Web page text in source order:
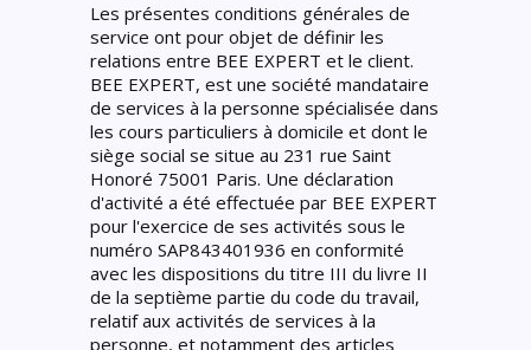
Les présentes conditions générales de
service ont pour objet de définir les
relations entre BEE EXPERT et le client.
BEE EXPERT, est une société mandataire
de services à la personne spécialisée dans
les cours particuliers à domicile et dont le
siège social se situe au 231 rue Saint
Honoré 75001 Paris. Une déclaration
d'activité a été effectuée par BEE EXPERT
pour l'exercice de ses activités sous le
numéro SAP843401936 en conformité
avec les dispositions du titre III du livre II
de la septième partie du code du travail,
relatif aux activités de services à la
personne, et notamment des articles